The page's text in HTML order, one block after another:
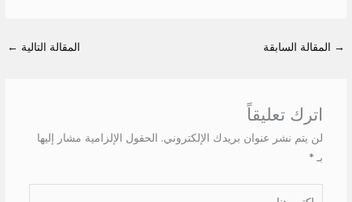
→ المقالة السابقة المقالة التالية ←
اترك تعليقاً
لن يتم نشر عنوان بريدك الإلكتروني. الحقول الإلزامية مشار إليها
بـ *